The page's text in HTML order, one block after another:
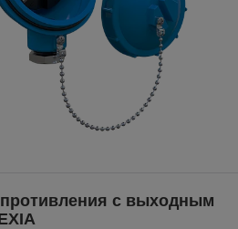
с выходным